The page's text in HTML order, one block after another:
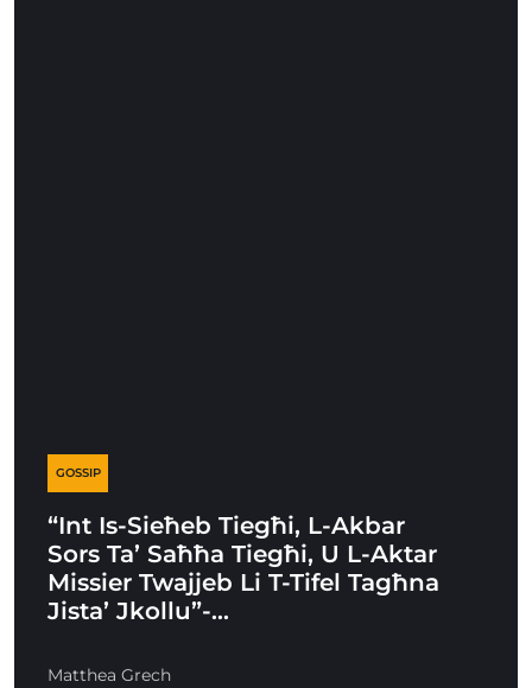
GOSSIP
“Int Is-Sieħeb Tiegħi, L-Akbar
Sors Ta’ Saħħa Tiegħi, U L-Aktar
Missier Twajjeb Li T-Tifel Tagħna
Jista’ Jkollu”-…
Matthea Grech